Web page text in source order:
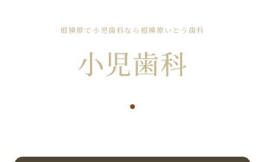
相模原で小児歯科なら相模原いとう歯科
小児歯科